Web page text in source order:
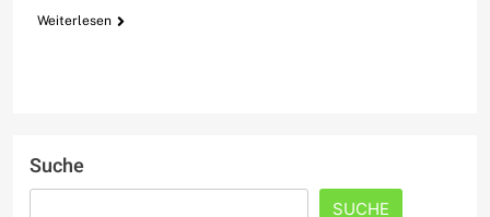
Weiterlesen
Suche
SUCHE